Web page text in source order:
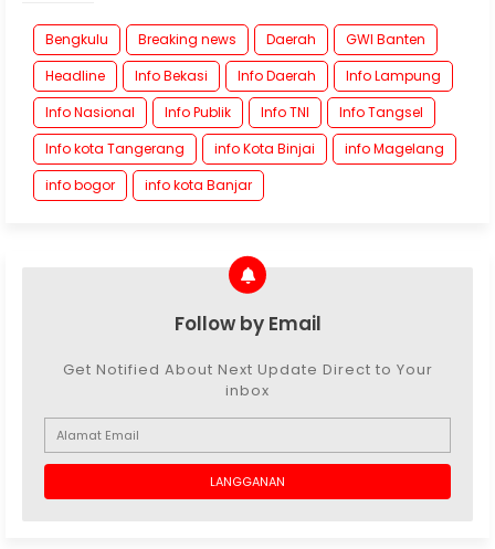
Bengkulu Breaking news Daerah
GWI Banten
Headline
Info Bekasi Info Daerah
Info Lampung
Info Nasional
Info Publik Info TNI
Info Tangsel
Info kota Tangerang
info Kota Binjai
info Magelang
info bogor
info kota Banjar
Follow by Email
Get Notified About Next Update Direct to Your
inbox